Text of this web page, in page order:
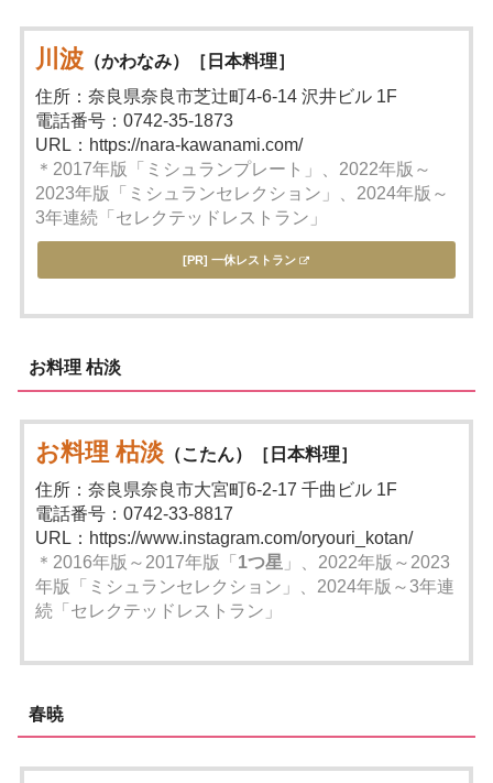
川波 （かわなみ）［日本料理］
住所：奈良県奈良市芝辻町4-6-14 沢井ビル 1F
電話番号：0742-35-1873
URL：https://nara-kawanami.com/
＊2017年版「ミシュランプレート」、2022年版～
2023年版「ミシュランセレクション」、2024年版～
3年連続「セレクテッドレストラン」
[PR] 一休レストラン
お料理 枯淡
お料理 枯淡 （こたん）［日本料理］
住所：奈良県奈良市大宮町6-2-17 千曲ビル 1F
電話番号：0742-33-8817
URL：https://www.instagram.com/oryouri_kotan/
＊2016年版～2017年版「 1つ星 」、2022年版～2023
年版「ミシュランセレクション」、2024年版～3年連
続「セレクテッドレストラン」
春暁